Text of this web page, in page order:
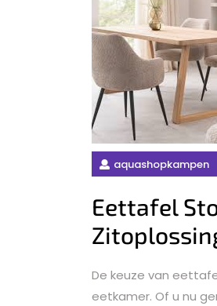
aquashopkampen
Eettafel
De keuze van
eetkamer. Of u nu